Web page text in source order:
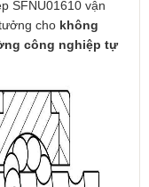
SFNU01610 vận
cho không
công nghiệp tự